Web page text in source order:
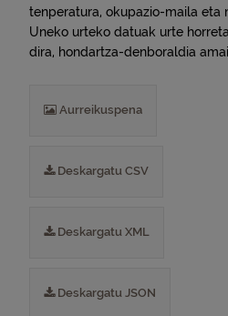
tenperatura, okupazio-maila eta
Uneko urteko datuak urte
dira, hondartza-denboraldia
Aurreikuspena
Deskargatu CSV
Deskargatu XML
Deskargatu JSON